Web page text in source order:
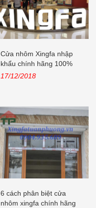
Cửa nhôm Xingfa nhập
khẩu chính hãng 100%
Quảng Đông,...
17/12/2018
6 cách phân biệt cửa
nhôm xingfa chính hãng